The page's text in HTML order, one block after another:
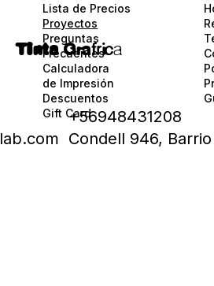
Lista de Precios
Proyectos
Preguntas
Frecuentes
Calculadora
de Impresión
Descuentos
Gift Card
Tinta Grafrica
+56948431208
Condell 946,